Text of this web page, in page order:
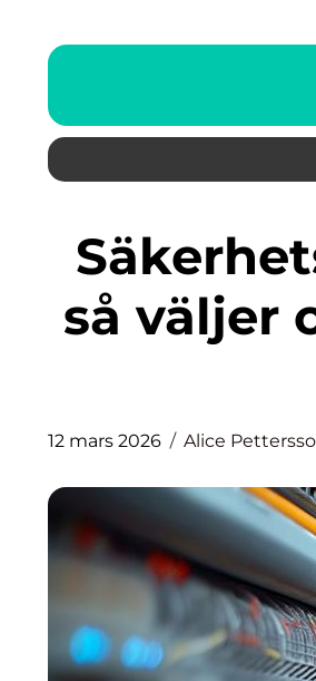
Säkerhetsbrytare i praktiken
så väljer
12 mars 2026 Alice